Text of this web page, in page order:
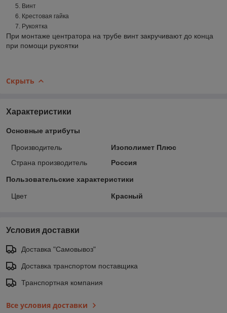
5. Винт
6. Крестовая гайка
7. Рукоятка
При монтаже центратора на трубе винт закручивают до конца
при помощи рукоятки
Скрыть
Характеристики
Основные атрибуты
Производитель
Изополимет Плюс
Страна производитель
Россия
Пользовательские характеристики
Цвет Красный
Условия доставки
Доставка "Самовывоз"
Доставка транспортом поставщика
Транспортная компания
Все условия доставки